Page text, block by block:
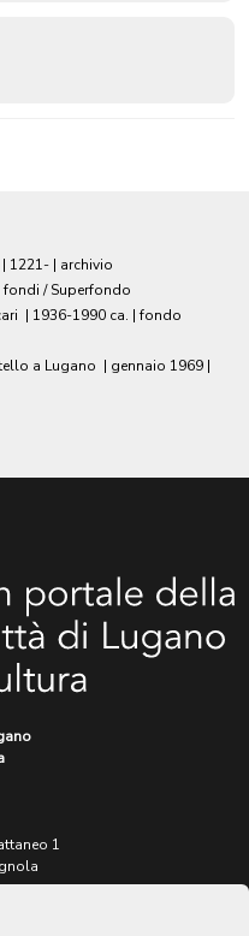
| 1221- | archivio
/ Superfondo
| 1936-1990 ca. | fondo
a Lugano | gennaio 1969 |
1